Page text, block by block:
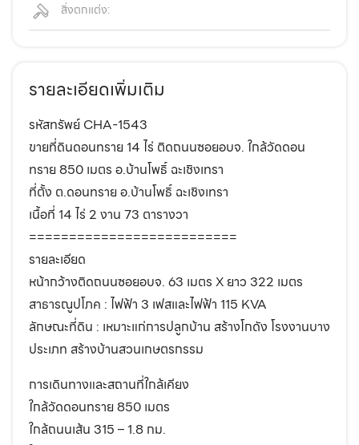
สิ่งตกแต่ง:
รายละเอียดเพิ่มเติม
รหัสทรัพย์ CHA-1543
ขายที่ดินดอนทราย 14 ไร่ ติดถนนซอยอบจ. ใกล้วัดดอน
ทราย 850 เมตร อ.บ้านโพธิ์ ฉะเชิงเทรา
ที่ตั้ง ต.ดอนทราย อ.บ้านโพธิ์ ฉะเชิงเทรา
เนื้อที่ 14 ไร่ 2 งาน 73 ตารางวา
==========================
รายละเอียด
หน้ากว้างติดถนนซอยอบจ. 63 เมตร X ยาว 322 เมตร
สาธารณูปโภค : ไฟฟ้า 3 เฟสและไฟฟ้า 115 KVA
ลักษณะที่ดิน : เหมาะแก่การปลูกบ้าน สร้างโกดัง โรงงานบาง
ประเภท สร้างบ้านสวนเกษตรกรรม
การเดินทางและสถานที่ใกล้เคียง
ใกล้วัดดอนทราย 850 เมตร
ใกล้ถนนเส้น 315 – 1.8 กม.